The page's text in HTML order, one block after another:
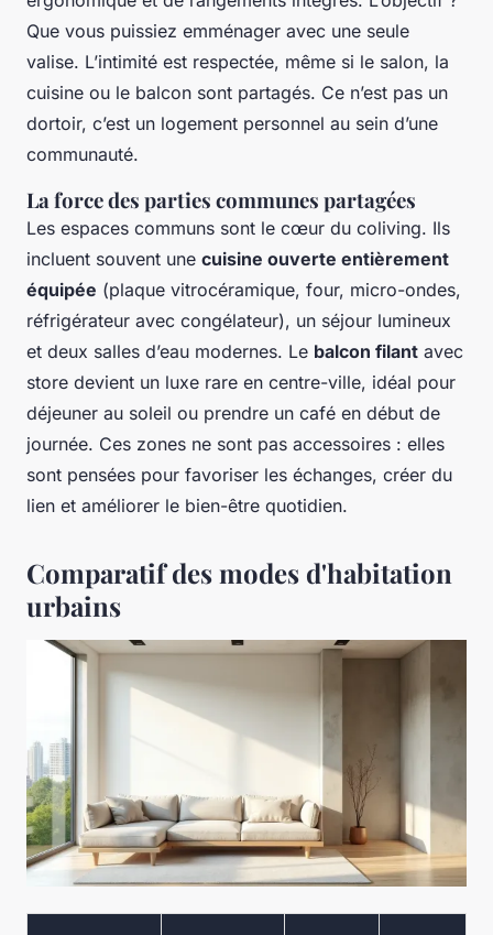
Que vous puissiez emménager avec une seule
valise. L’intimité est respectée, même si le salon, la
cuisine ou le balcon sont partagés. Ce n’est pas un
dortoir, c’est un logement personnel au sein d’une
communauté.
La force des parties communes partagées
Les espaces communs sont le cœur du coliving. Ils
incluent souvent une cuisine ouverte entièrement
équipée (plaque vitrocéramique, four, micro-ondes,
réfrigérateur avec congélateur), un séjour lumineux
et deux salles d’eau modernes. Le balcon filant avec
store devient un luxe rare en centre-ville, idéal pour
déjeuner au soleil ou prendre un café en début de
journée. Ces zones ne sont pas accessoires : elles
sont pensées pour favoriser les échanges, créer du
lien et améliorer le bien-être quotidien.
Comparatif des modes d'habitation
urbains